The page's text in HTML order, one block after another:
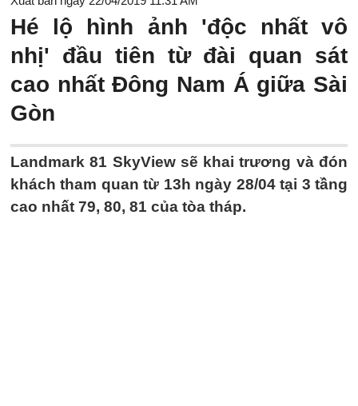
Hé lộ hình ảnh 'độc nhất vô
nhị' đầu tiên từ đài quan sát
cao nhất Đông Nam Á giữa Sài
Gòn
Landmark 81 SkyView sẽ khai trương và đón
khách tham quan từ 13h ngày 28/04 tại 3 tầng
cao nhất 79, 80, 81 của tòa tháp.